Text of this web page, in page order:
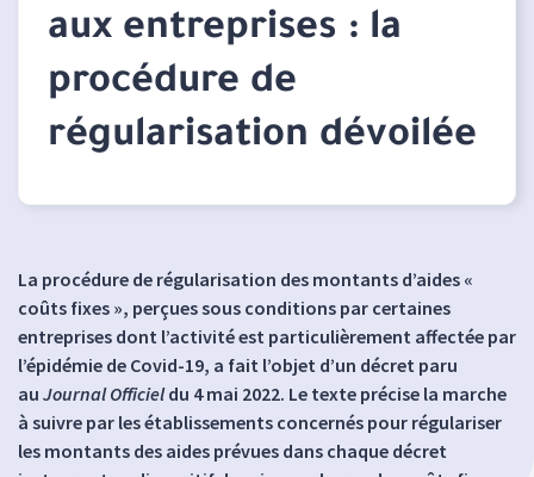
aux entreprises : la
procédure de
régularisation dévoilée
La procédure de régularisation des montants d’aides «
coûts fixes », perçues sous conditions par certaines
entreprises dont l’activité est particulièrement affectée par
l’épidémie de Covid-19, a fait l’objet d’un décret paru
au Journal Officieldu 4 mai 2022. Le texte précise la marche
à suivre par les établissements concernés pour régulariser
les montants des aides prévues dans chaque décret